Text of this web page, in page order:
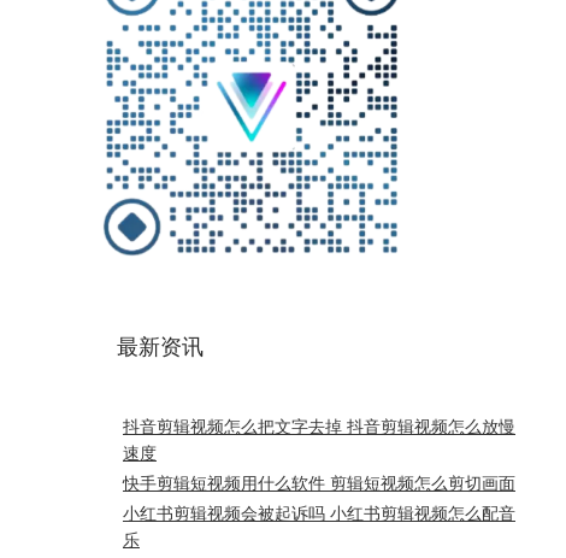
最新资讯
抖音剪辑视频怎么把文字去掉 抖音剪辑视频怎么放慢
速度
快手剪辑短视频用什么软件 剪辑短视频怎么剪切画面
小红书剪辑视频会被起诉吗 小红书剪辑视频怎么配音
乐